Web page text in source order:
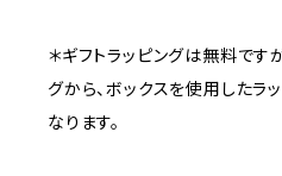
＊ギフトラッピングは無料です
グから、ボックスを使用したラ
なります。